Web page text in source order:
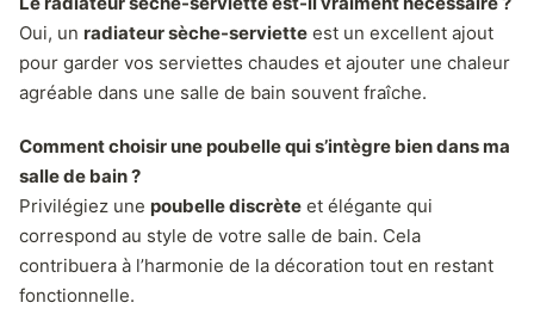
Oui, un radiateur sèche-serviette est un excellent ajout
pour garder vos serviettes chaudes et ajouter une chaleur
agréable dans une salle de bain souvent fraîche.
Comment choisir une poubelle qui s’intègre bien dans ma
salle de bain ?
Privilégiez une poubelle discrète et élégante qui
correspond au style de votre salle de bain. Cela
contribuera à l’harmonie de la décoration tout en restant
fonctionnelle.